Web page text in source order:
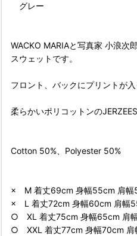
グレー
WACKO MARIAと写真家 小浪次
スウェットです。
フロント、バックにプリントが入
柔らかいポリコットンの
Cotton 50%、Polyester 50%
× M 着丈69cm 身幅55cm 肩幅
× L 着丈72cm 身幅60cm 肩幅
○ XL 着丈75cm 身幅65cm 肩
○ XXL 着丈77cm 身幅70cm 肩